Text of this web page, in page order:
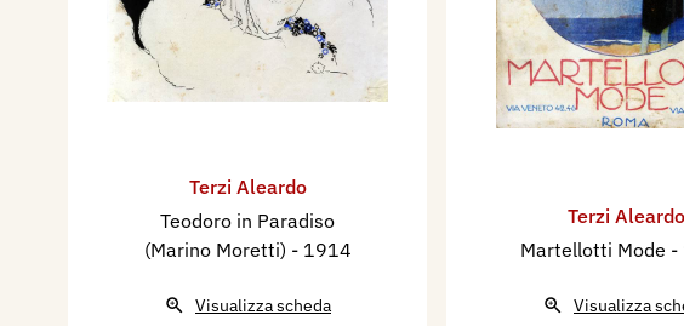
Terzi Aleardo
Teodoro in Paradiso
(Marino Moretti) - 1914
Visualizza scheda
Terzi Aleardo
Martellotti Mode -
Visualizza